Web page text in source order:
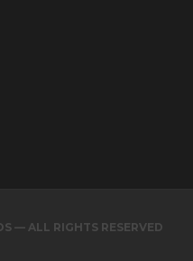
— ALL RIGHTS RESERVED